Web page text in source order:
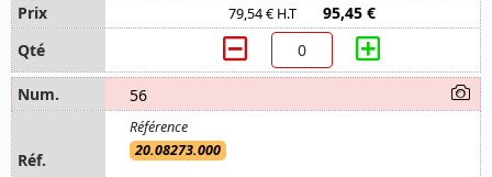
79,54 € H.T 95,45 €
56
20.08273.000